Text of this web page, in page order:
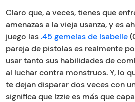
Claro que, a veces, tienes que
amenazas a la vieja usanza, y es
juego las.45 gemelas de Isabelle
pareja de pistolas es realmente
usar tanto sus habilidades de
al luchar contra monstruos. Y, lo
te dejan disparar dos veces con
significa que Izzie es más que